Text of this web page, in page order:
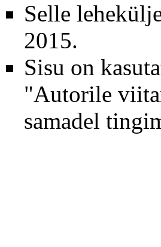
Selle
2015.
Sisu on
"Autorile
samadel